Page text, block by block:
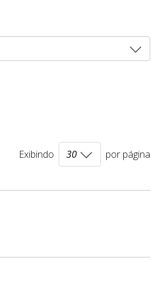
legislativas na
Exibindo por página